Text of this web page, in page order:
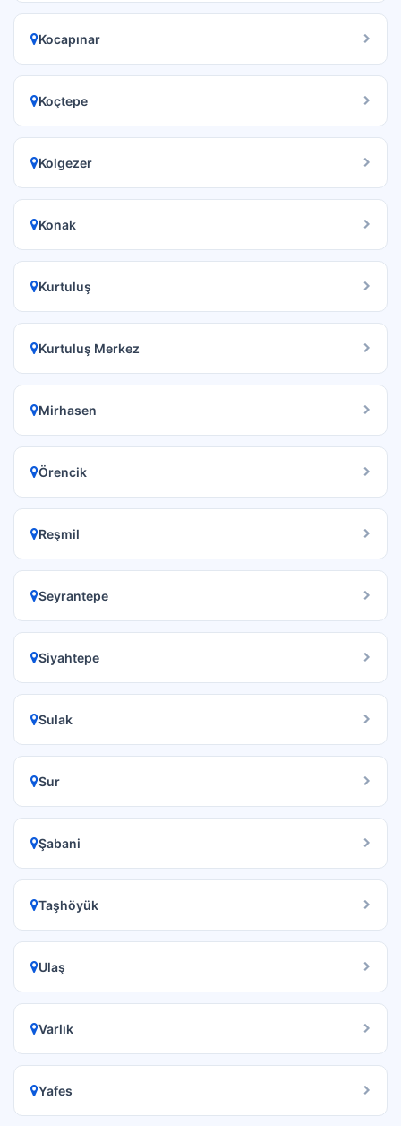
Kocapınar
Koçtepe
Kolgezer
Konak
Kurtuluş
Kurtuluş Merkez
Mirhasen
Örencik
Reşmil
Seyrantepe
Siyahtepe
Sulak
Sur
Şabani
Taşhöyük
Ulaş
Varlık
Yafes